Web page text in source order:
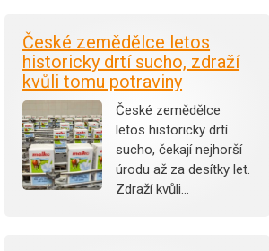
České zemědělce letos
historicky drtí sucho, zdraží
kvůli tomu potraviny
České zemědělce
letos historicky drtí
sucho, čekají nejhorší
úrodu až za desítky let.
Zdraží kvůli…